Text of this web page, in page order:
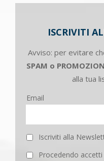
ISCRIVITI
Avviso: per evitare
SPAM o
alla tua
Email
Iscriviti alla
Procedendo